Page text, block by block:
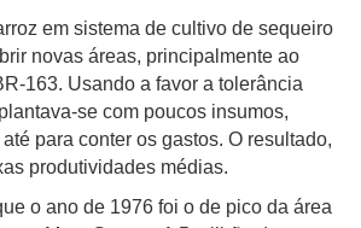
em sistema de cultivo de sequeiro
novas áreas, principalmente ao
163. Usando a favor a tolerância
se com poucos insumos,
para conter os gastos. O resultado,
produtividades médias.
o ano de 1976 foi o de pico da área